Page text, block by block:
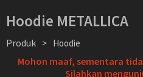
Hoodie METALLICA
Produk > Hoodie
Mohon maaf, sementara
Silahkan